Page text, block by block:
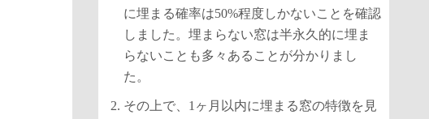
に埋まる確率は50%程度しかないことを確認
しました。埋まらない窓は半永久的に埋ま
らないことも多々あることが分かりまし
た。
その上で、1ヶ月以内に埋まる窓の特徴を見